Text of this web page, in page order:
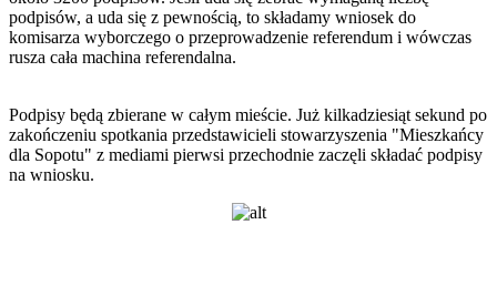
podpisów, a uda się z pewnością, to składamy wniosek do
komisarza wyborczego o przeprowadzenie referendum i wówczas
rusza cała machina referendalna.
Podpisy będą zbierane w całym mieście. Już kilkadziesiąt sekund po
zakończeniu spotkania przedstawicieli stowarzyszenia "Mieszkańcy
dla Sopotu" z mediami pierwsi przechodnie zaczęli składać podpisy
na wniosku.